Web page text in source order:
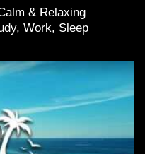
& Relaxing
Work, Sleep